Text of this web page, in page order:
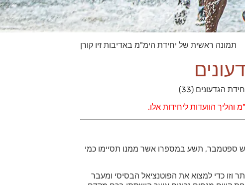
תמונה ראשית של יחידת הימ"מ באדיבות זיו קורן
הגדעונים (33)
והליך הוועדות ליחידות אלו.
ספטמבר, תשע במספרו אשר ממנו תסיימו כמי
וזו כדי למצוא את הפוטנציאל הבסיסי ומעבר